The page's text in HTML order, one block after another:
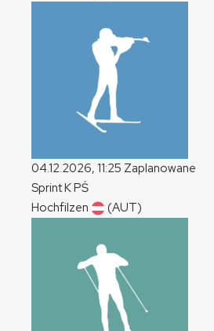
04.12.2026, 11:25 Zaplanowane
SprintKPŚ
Hochfilzen
(AUT)